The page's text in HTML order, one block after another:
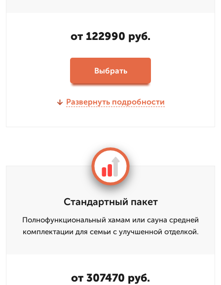
от 122990 руб.
Выбрать
Развернуть подробности
Стандартный пакет
Полнофункциональный хамам или сауна средней
комплектации для семьи с улучшенной отделкой.
от 307470 руб.